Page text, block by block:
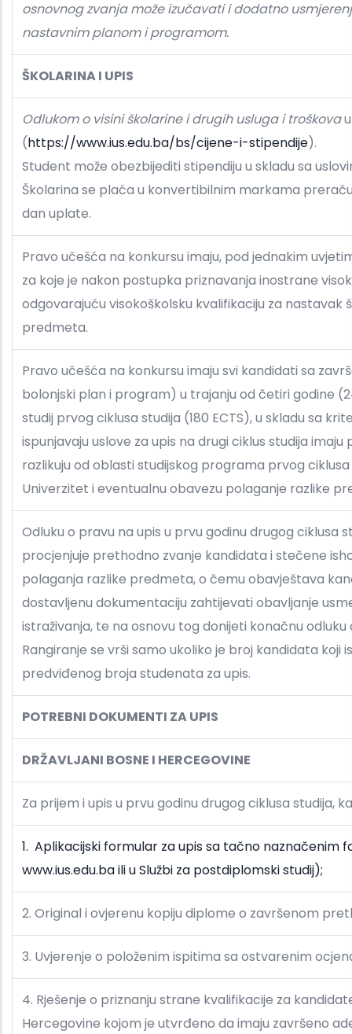
osnovnog zvanja može izučavati i dodatno
nastavnim planom i programom.
ŠKOLARINA I UPIS
Odlukom o visini školarine i drugih usluga i troškova
(https://www.ius.edu.ba/bs/cijene-i-stipendije).
Student može obezbijediti stipendiju u skladu sa
Školarina se plaća u konvertibilnim markama
dan uplate.
Pravo učešća na konkursu imaju, pod jednakim
za koje je nakon postupka priznavanja inostrane
odgovarajuću visokoškolsku kvalifikaciju za
predmeta.
Pravo učešća na konkursu imaju svi kandidati sa
bolonjski plan i program) u trajanju od četiri godine
studij prvog ciklusa studija (180 ECTS), u skladu sa
ispunjavaju uslove za upis na drugi ciklus studija
razlikuju od oblasti studijskog programa prvog
Univerzitet i eventualnu obavezu polaganje razlike
Odluku o pravu na upis u prvu godinu drugog ciklusa
procjenjuje prethodno zvanje kandidata i stečene
polaganja razlike predmeta, o čemu obavještava
dostavljenu dokumentaciju zahtijevati obavljanje
istraživanja, te na osnovu tog donijeti konačnu
Rangiranje se vrši samo ukoliko je broj kandidata koji
predviđenog broja studenata za upis.
POTREBNI DOKUMENTI ZA UPIS
DRŽAVLJANI BOSNE I HERCEGOVINE
Za prijem i upis u prvu godinu drugog ciklusa studija,
1. Aplikacijski formular za upis sa tačno
www.ius.edu.ba ili u Službi za postdiplomski studij);
2. Original i ovjerenu kopiju diplome o završenom
3. Uvjerenje o položenim ispitima sa ostvarenim
4. Rješenje o priznanju strane kvalifikacije za
Hercegovine kojom je utvrđeno da imaju završeno